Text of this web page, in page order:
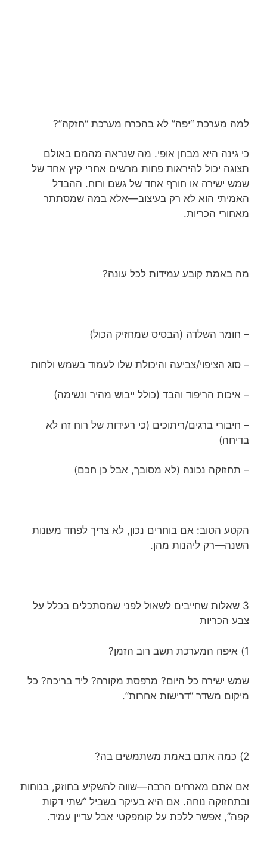
למה מערכת “יפה” לא בהכרח מערכת “חזקה”?
כי גינה היא מבחן אופי. מה שנראה מהמם באולם
תצוגה יכול להיראות פחות מרשים אחרי קיץ אחד של
שמש ישירה או חורף אחד של גשם ורוח. ההבדל
האמיתי הוא לא רק בעיצוב—אלא במה שמסתתר
מאחורי הכריות.
מה באמת קובע עמידות לכל עונה?
– חומר השלדה (הבסיס שמחזיק הכול)
– סוג הציפוי/צביעה והיכולת שלו לעמוד בשמש ולחות
– איכות הריפוד והבד (כולל ייבוש מהיר ונשימה)
– חיבורי ברגים/ריתוכים (כי רעידות של רוח זה לא
בדיחה)
– תחזוקה נכונה (לא מסובך, אבל כן חכם)
הקטע הטוב: אם בוחרים נכון, לא צריך לפחד מעונות
השנה—רק ליהנות מהן.
3 שאלות שחייבים לשאול לפני שמסתכלים בכלל על
צבע הכריות
1) איפה המערכת תשב רוב הזמן?
שמש ישירה כל היום? מרפסת מקורה? ליד בריכה? כל
מיקום משדר “דרישות אחרות”.
2) כמה אתם באמת משתמשים בה?
אם אתם מארחים הרבה—שווה להשקיע בחוזק, בנוחות
ובתחזוקה נוחה. אם היא בעיקר בשביל “שתי דקות
קפה”, אפשר ללכת על קומפקטי אבל עדיין עמיד.